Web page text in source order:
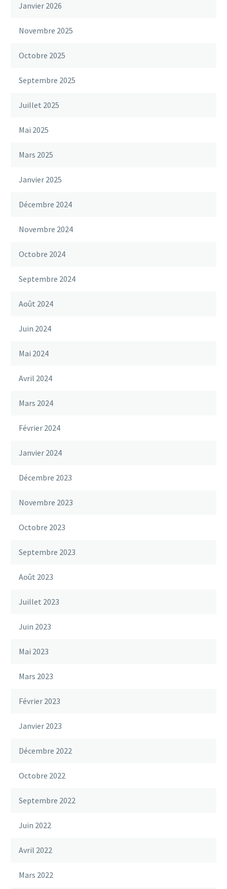
Janvier 2026
Novembre 2025
Octobre 2025
Septembre 2025
Juillet 2025
Mai 2025
Mars 2025
Janvier 2025
Décembre 2024
Novembre 2024
Octobre 2024
Septembre 2024
Août 2024
Juin 2024
Mai 2024
Avril 2024
Mars 2024
Février 2024
Janvier 2024
Décembre 2023
Novembre 2023
Octobre 2023
Septembre 2023
Août 2023
Juillet 2023
Juin 2023
Mai 2023
Mars 2023
Février 2023
Janvier 2023
Décembre 2022
Octobre 2022
Septembre 2022
Juin 2022
Avril 2022
Mars 2022